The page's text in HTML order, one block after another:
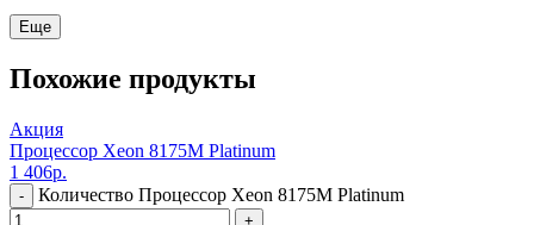
Еще
Похожие продукты
Акция
Процессор Xeon 8175M Platinum
1 406р.
- Количество Процессор Xeon 8175M Platinum
+